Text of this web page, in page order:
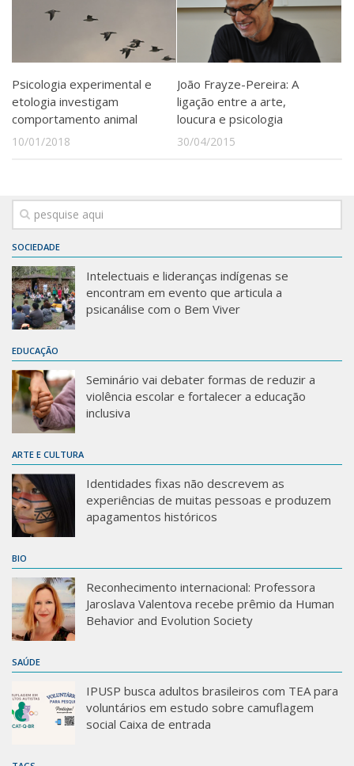
Contato
Sobre o Portal
Psicologia experimental e
etologia investigam
comportamento animal
10/01/2018
João Frayze-Pereira: A
ligação entre a arte,
loucura e psicologia
30/04/2015
SOCIEDADE
Intelectuais e lideranças indígenas se
encontram em evento que articula a
psicanálise com o Bem Viver
EDUCAÇÃO
Seminário vai debater formas de reduzir a
violência escolar e fortalecer a educação
inclusiva
ARTE E CULTURA
Identidades fixas não descrevem as
experiências de muitas pessoas e produzem
apagamentos históricos
BIO
Reconhecimento internacional: Professora
Jaroslava Valentova recebe prêmio da Human
Behavior and Evolution Society
SAÚDE
IPUSP busca adultos brasileiros com TEA para
voluntários em estudo sobre camuflagem
social Caixa de entrada